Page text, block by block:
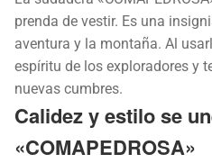
prenda de vestir. Es una
aventura y la montaña. Al
espíritu de los exploradores y
nuevas cumbres.
Calidez y estilo se
«COMAPEDROSA»